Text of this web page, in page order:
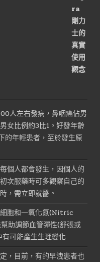
人左右發病，鼻咽癌佔男
女比例約3比1。好發年齡
的年輕患者，至於發生原
個人都會發生，因個人的
次服藥時可多觀察自己的
，需立即就醫。
細胞和一氧化氮(Nitric
助調節血管彈性(舒張或
可能產生生理變化
，目前，有的早洩患者也